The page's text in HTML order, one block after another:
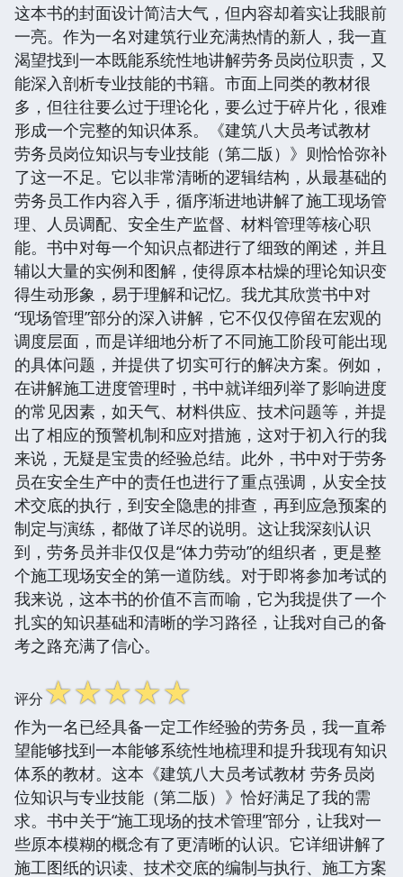
这本书的封面设计简洁大气，但内容却着实让我眼前
一亮。作为一名对建筑行业充满热情的新人，我一直
渴望找到一本既能系统性地讲解劳务员岗位职责，又
能深入剖析专业技能的书籍。市面上同类的教材很
多，但往往要么过于理论化，要么过于碎片化，很难
形成一个完整的知识体系。《建筑八大员考试教材
劳务员岗位知识与专业技能（第二版）》则恰恰弥补
了这一不足。它以非常清晰的逻辑结构，从最基础的
劳务员工作内容入手，循序渐进地讲解了施工现场管
理、人员调配、安全生产监督、材料管理等核心职
能。书中对每一个知识点都进行了细致的阐述，并且
辅以大量的实例和图解，使得原本枯燥的理论知识变
得生动形象，易于理解和记忆。我尤其欣赏书中对
“现场管理”部分的深入讲解，它不仅仅停留在宏观的
调度层面，而是详细地分析了不同施工阶段可能出现
的具体问题，并提供了切实可行的解决方案。例如，
在讲解施工进度管理时，书中就详细列举了影响进度
的常见因素，如天气、材料供应、技术问题等，并提
出了相应的预警机制和应对措施，这对于初入行的我
来说，无疑是宝贵的经验总结。此外，书中对于劳务
员在安全生产中的责任也进行了重点强调，从安全技
术交底的执行，到安全隐患的排查，再到应急预案的
制定与演练，都做了详尽的说明。这让我深刻认识
到，劳务员并非仅仅是“体力劳动”的组织者，更是整
个施工现场安全的第一道防线。对于即将参加考试的
我来说，这本书的价值不言而喻，它为我提供了一个
扎实的知识基础和清晰的学习路径，让我对自己的备
考之路充满了信心。
评分☆☆☆☆☆
作为一名已经具备一定工作经验的劳务员，我一直希
望能够找到一本能够系统性地梳理和提升我现有知识
体系的教材。这本《建筑八大员考试教材 劳务员岗
位知识与专业技能（第二版）》恰好满足了我的需
求。书中关于“施工现场的技术管理”部分，让我对一
些原本模糊的概念有了更清晰的认识。它详细讲解了
施工图纸的识读、技术交底的编制与执行、施工方案